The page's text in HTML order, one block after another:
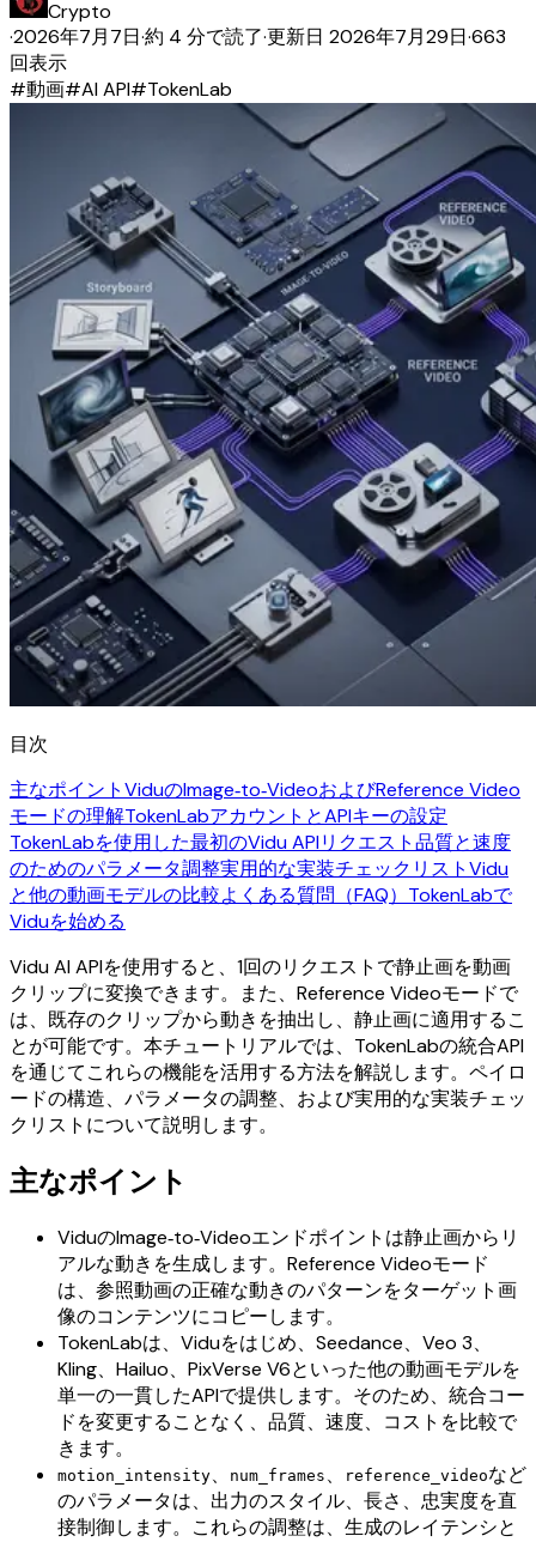
Crypto
·2026年7月7日·約 4 分で読了·更新日 2026年7月29日·663
回表示
#動画#AI API#TokenLab
目次
主なポイントViduのImage‑to‑VideoおよびReference Video
モードの理解TokenLabアカウントとAPIキーの設定
TokenLabを使用した最初のVidu APIリクエスト品質と速度
のためのパラメータ調整実用的な実装チェックリストVidu
と他の動画モデルの比較よくある質問（FAQ） TokenLabで
Viduを始める
Vidu AI APIを使用すると、1回のリクエストで静止画を動画
クリップに変換できます。また、Reference Videoモードで
は、既存のクリップから動きを抽出し、静止画に適用するこ
とが可能です。本チュートリアルでは、TokenLabの統合API
を通じてこれらの機能を活用する方法を解説します。ペイロ
ードの構造、パラメータの調整、および実用的な実装チェッ
クリストについて説明します。
主なポイント
ViduのImage‑to‑Videoエンドポイントは静止画からリ
アルな動きを生成します。Reference Videoモード
は、参照動画の正確な動きのパターンをターゲット画
像のコンテンツにコピーします。
TokenLabは、Viduをはじめ、Seedance、Veo 3、
Kling、Hailuo、PixVerse V6といった他の動画モデルを
単一の一貫したAPIで提供します。そのため、統合コー
ドを変更することなく、品質、速度、コストを比較で
きます。
motion_intensity、 num_frames 、 reference_videoなど
のパラメータは、出力のスタイル、長さ、忠実度を直
接制御します。これらの調整は、生成のレイテンシと